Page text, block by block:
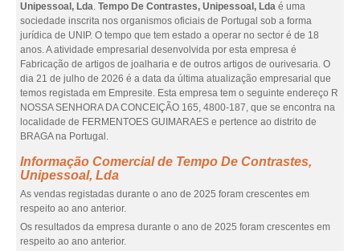
Unipessoal, Lda. Tempo De Contrastes, Unipessoal, Lda é uma
sociedade inscrita nos organismos oficiais de Portugal sob a forma
jurídica de UNIP. O tempo que tem estado a operar no sector é de 18
anos. A atividade empresarial desenvolvida por esta empresa é
Fabricação de artigos de joalharia e de outros artigos de ourivesaria. O
dia 21 de julho de 2026 é a data da última atualização empresarial que
temos registada em Empresite. Esta empresa tem o seguinte endereço R
NOSSA SENHORA DA CONCEIÇÃO 165, 4800-187, que se encontra na
localidade de FERMENTOES GUIMARAES e pertence ao distrito de
BRAGA na Portugal.
Informação Comercial de Tempo De Contrastes,
Unipessoal, Lda
As vendas registadas durante o ano de 2025 foram crescentes em
respeito ao ano anterior.
Os resultados da empresa durante o ano de 2025 foram crescentes em
respeito ao ano anterior.